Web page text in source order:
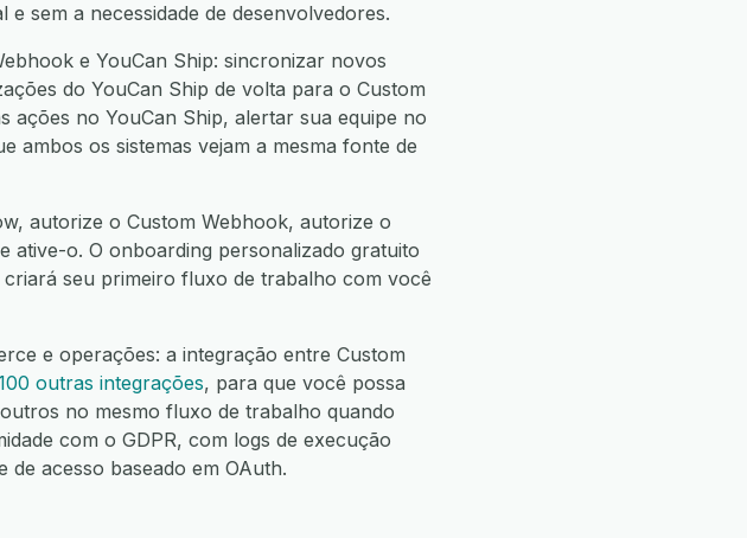
sem a necessidade de desenvolvedores.
e YouCan Ship: sincronizar novos
do YouCan Ship de volta para o Custom
ações no YouCan Ship, alertar sua equipe no
ambos os sistemas vejam a mesma fonte de
autorize o Custom Webhook, autorize o
ative-o. O onboarding personalizado gratuito
seu primeiro fluxo de trabalho com você
e operações: a integração entre Custom
outras integrações, para que você possa
no mesmo fluxo de trabalho quando
com o GDPR, com logs de execução
acesso baseado em OAuth.